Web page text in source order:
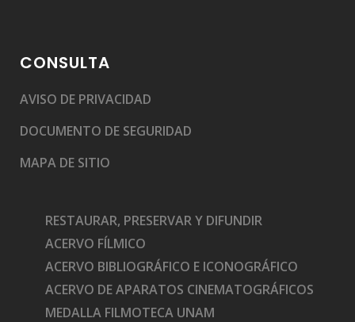
CONSULTA
AVISO DE PRIVACIDAD
DOCUMENTO DE SEGURIDAD
MAPA DE SITIO
RESTAURAR, PRESERVAR Y DIFUNDIR
ACERVO FÍLMICO
ACERVO BIBLIOGRÁFICO E ICONOGRÁFICO
ACERVO DE APARATOS CINEMATOGRÁFICOS
MEDALLA FILMOTECA UNAM